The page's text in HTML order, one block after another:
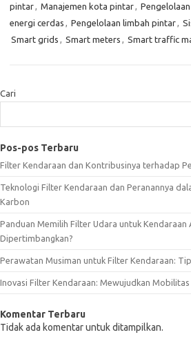
pintar, Manajemen kota pintar,
energi cerdas , Pengelolaan limbah pintar,
Smart grids , Smart meters , Smart traffic
Cari
Pos-pos Terbaru
Filter Kendaraan dan Kontribusinya terhadap
Teknologi Filter Kendaraan dan Peranannya
Karbon
Panduan Memilih Filter Udara untuk Kendaraan
Dipertimbangkan?
Perawatan Musiman untuk Filter Kendaraan:
Inovasi Filter Kendaraan: Mewujudkan
Komentar Terbaru
Tidak ada komentar untuk ditampilkan.